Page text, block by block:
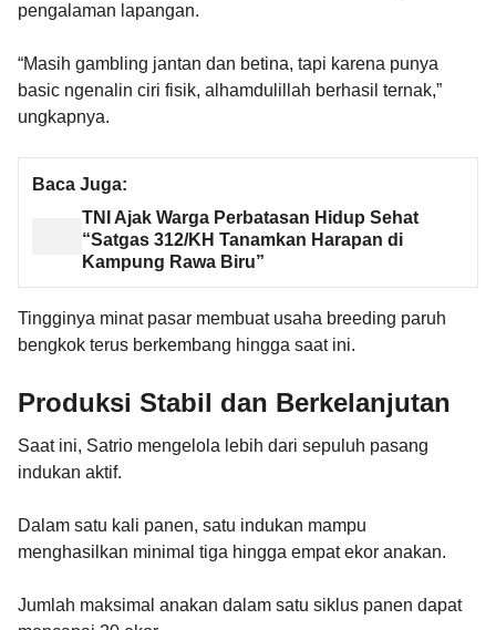
pengalaman lapangan.
“Masih gambling jantan dan betina, tapi karena punya
basic ngenalin ciri fisik, alhamdulillah berhasil ternak,”
ungkapnya.
Baca Juga:
TNI Ajak Warga Perbatasan Hidup Sehat
“Satgas 312/KH Tanamkan Harapan di
Kampung Rawa Biru”
Tingginya minat pasar membuat usaha breeding paruh
bengkok terus berkembang hingga saat ini.
Produksi Stabil dan Berkelanjutan
Saat ini, Satrio mengelola lebih dari sepuluh pasang
indukan aktif.
Dalam satu kali panen, satu indukan mampu
menghasilkan minimal tiga hingga empat ekor anakan.
Jumlah maksimal anakan dalam satu siklus panen dapat